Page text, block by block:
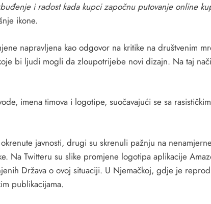
i radost kada kupci započnu putovanje online
ikone.
napravljena kao odgovor na kritike na društvenim
bi ljudi mogli da zloupotrijebe novi dizajn. Na taj
imena timova i logotipe, suočavajući se sa
javnosti, drugi su skrenuli pažnju na
Na Twitteru su slike promjene logotipa aplikacije
Država o ovoj situaciji. U Njemačkoj, gdje je
publikacijama.